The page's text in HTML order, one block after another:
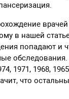
в нашей
попадают и
1971, 1968,
что